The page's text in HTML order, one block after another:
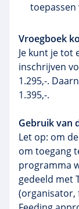
toepassen
Vroegboek
Je kunt je tot
inschrijven
1.295,-.
1.395,-.
Gebruik van
Let op: om
om toegang
programma
gedeeld met
(organisator,